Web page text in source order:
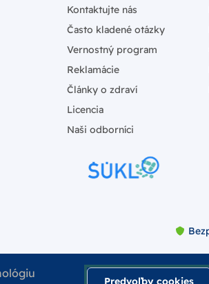
Kontaktujte nás
Často kladené otázky
Vernostný program
Reklamácie
Články o zdraví
Licencia
Naši odborníci
Predvoľby cookies